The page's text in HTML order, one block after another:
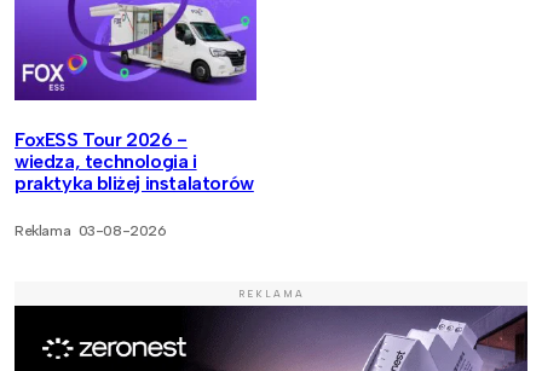
FoxESS Tour 2026 -
wiedza, technologia i
praktyka bliżej instalatorów
Reklama 03-08-2026
REKLAMA